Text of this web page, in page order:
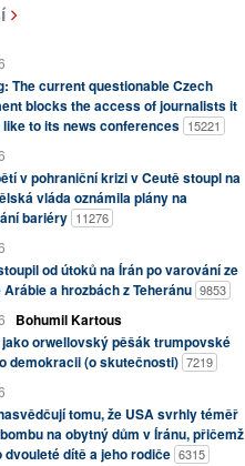
The current questionable Czech
blocks the access of journalists it
like to its news conferences 15221
v pohraniční krizi v Ceutě stoupl na
vláda oznámila plány na
bariéry 11276
od útoků na Írán po varování ze
a hrozbách z Teheránu 9853
Bohumil Kartous
orwellovský pěšák trumpovské
demokracii (o skutečnosti) 7219
tomu, že USA svrhly téměř
na obytný dům v Íránu, přičemž
dvouleté dítě a jeho rodiče 6315